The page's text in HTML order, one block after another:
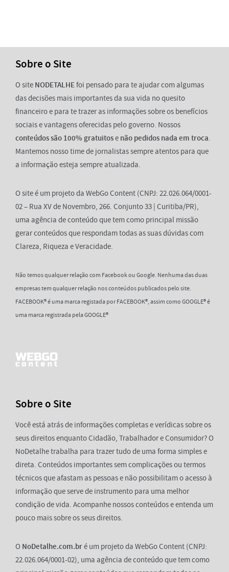
Sobre o Site
O site NODETALHEfoi pensado para te ajudar com algumas
das decisões mais importantes da sua vida no quesito
financeiro e para te trazer as informações sobre os benefícios
sociais e vantagens oferecidas pelo governo. Nossos
conteúdos são 100% gratuitose não pedidos nada em troca.
Mantemos nosso time de jornalistas sempre atentos para que
a informação esteja sempre atualizada.
O site é um projeto da WebGo Content (CNPJ: 22.026.064/0001-
02 – Rua XV de Novembro, 266. Conjunto 33 | Curitiba/PR),
uma agência de conteúdo que tem como principal missão
gerar conteúdos que respondam todas as suas dúvidas com
Clareza, Riqueza e Veracidade.
Não temos qualquer relação com Facebook ou Google. Nenhuma das duas
empresas tem qualquer relação nos conteúdos publicados pelo site.
FACEBOOK® é uma marca registada por FACEBOOK®, assim como GOOGLE® é
uma marca registrada pela GOOGLE®
Sobre o Site
Você está atrás de informações completas e verídicas sobre os
seus direitos enquanto Cidadão, Trabalhador e Consumidor? O
NoDetalhe trabalha para trazer tudo de uma forma simples e
direta. Conteúdos importantes sem complicações ou termos
técnicos que afastam as pessoas e não possibilitam o acesso à
informação que serve de instrumento para uma melhor
condição de vida. Acompanhe nossos conteúdos e entenda um
pouco mais sobre os seus direitos.
O NoDetalhe.com.bré um projeto da WebGo Content (CNPJ:
22.026.064/0001-02), uma agência de conteúdo que tem como